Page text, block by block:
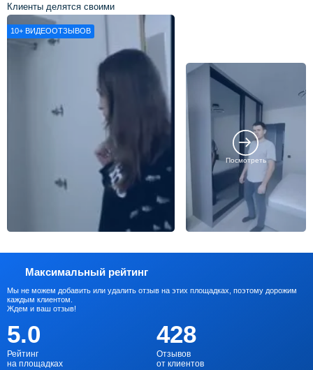
Клиенты делятся своими
впечатлениями о нашей работе
10+ ВИДЕООТЗЫВОВ
Посмотреть
Максимальный рейтинг
Мы не можем добавить или удалить отзыв на этих площадках, поэтому дорожим
каждым клиентом.
Ждем и ваш отзыв!
5.0
Рейтинг
на площадках
428
Отзывов
от клиентов